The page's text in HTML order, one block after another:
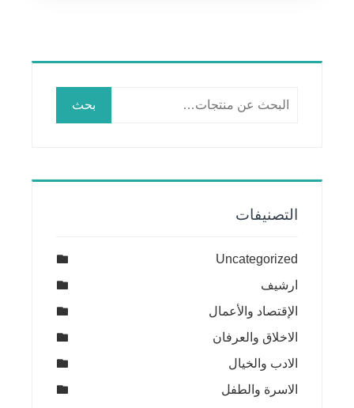
بحث
التصنيفات
Uncategorized
ارشيف
الإقتصاد والأعمال
الاخلاق والعرفان
الادب والخيال
الاسرة والطفل